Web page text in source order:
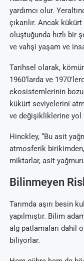
yardımcı olur.
çıkarılır. Ancak
oluştuğunda hızlı bir
ve vahşi yaşam ve
Tarihsel olarak,
1960’larda ve
ekosistemlerinin
kükürt seviyelerini
ve değişikliklerine yol
Hinckley, “Bu asit
atmosferik
miktarlar, asit
Bilinmeyen
Tarımda aşırı besin
yapılmıştır. Bilim
alg patlamaları dahil
biliyorlar.
Uzmanların Su
Tavsiyeleri Royal
Temmuz 17, 2025
Su Arıtma Cihaz
2016 ve 2017
Temmuz 17, 2025
Türk Malı Organik Su
Cihazı Rosu
Temmuz 17, 2025
Su Arıtma Forum
Yorum Alanları
Temmuz 17, 2025